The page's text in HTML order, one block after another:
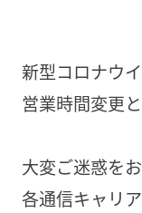
新型コロナウ
営業時間変更
大変ご迷惑を
各通信キャリ